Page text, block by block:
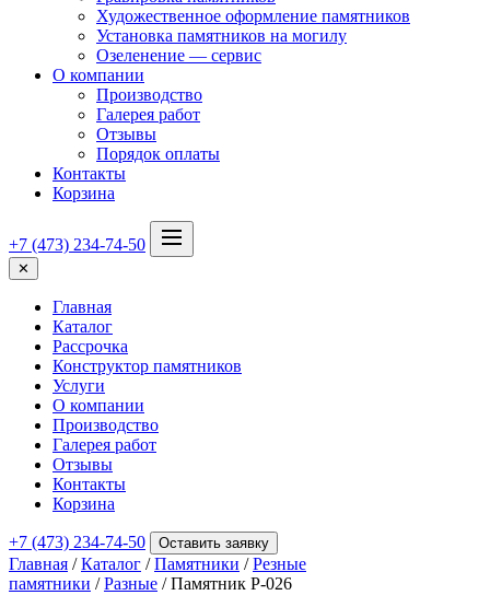
Художественное оформление памятников
Установка памятников на могилу
Озеленение — сервис
О компании
Производство
Галерея работ
Отзывы
Порядок оплаты
Контакты
Корзина
+7 (473) 234-74-50
✕
Главная
Каталог
Рассрочка
Конструктор памятников
Услуги
О компании
Производство
Галерея работ
Отзывы
Контакты
Корзина
+7 (473) 234-74-50 Оставить заявку
Главная /Каталог /Памятники /Резные
памятники /Разные / Памятник Р-026